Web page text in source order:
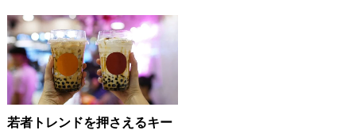
若者トレンドを押さえるキー